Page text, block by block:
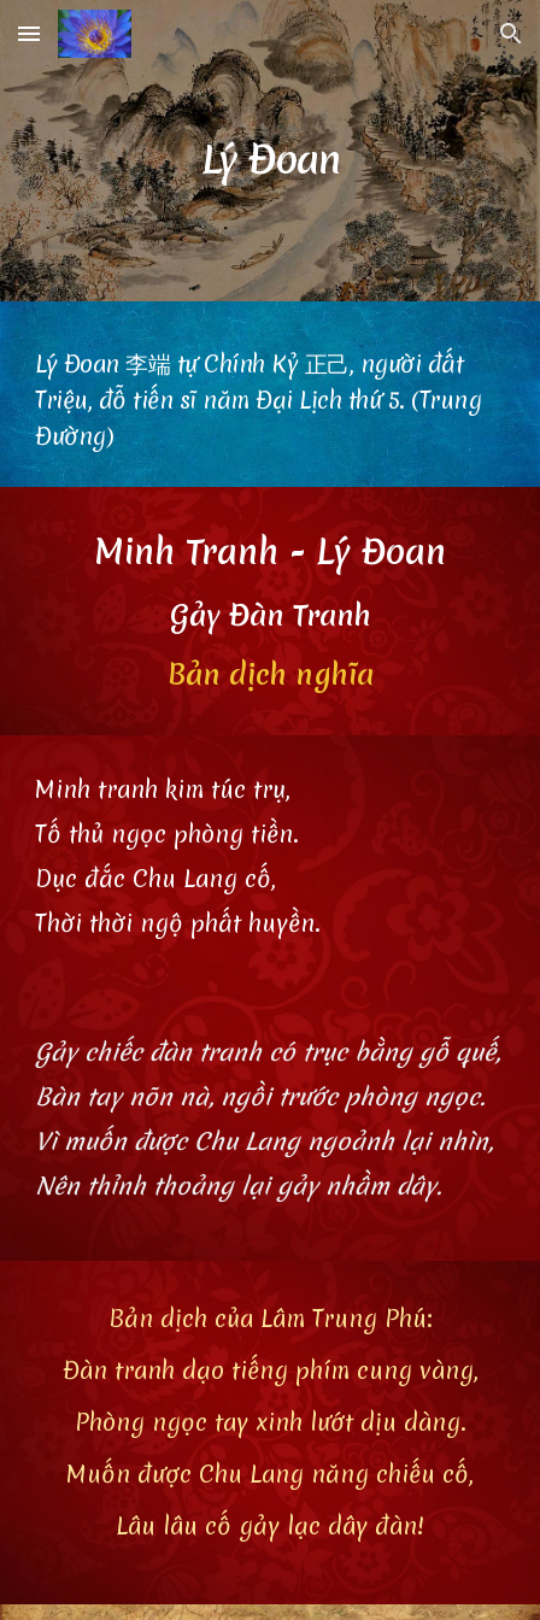
Skip to main content Skip to navigation
Lý Đoan
Lý Đoan 李端 tự Chính Kỷ 正己, người đất
Triệu, đỗ tiến sĩ năm Đại Lịch thứ 5. (Trung
Đường)
Minh Tranh - Lý Đoan
Gảy Đàn Tranh
Bản dịch nghĩa
Minh tranh kim túc trụ,
Tố thủ ngọc phòng tiền.
Dục đắc Chu Lang cố,
Thời thời ngộ phất huyền.
Gảy chiếc đàn tranh có trục bằng gỗ quế,
Bàn tay nõn nà, ngồi trước phòng ngọc.
Vì muốn được Chu Lang ngoảnh lại nhìn,
Nên thỉnh thoảng lại gảy nhầm dây.
Bản dịch của Lâm Trung Phú:
Đàn tranh dạo tiếng phím cung vàng,
Phòng ngọc tay xinh lướt dịu dàng.
Muốn được Chu Lang năng chiếu cố,
Lâu lâu cố gảy lạc dây đàn!